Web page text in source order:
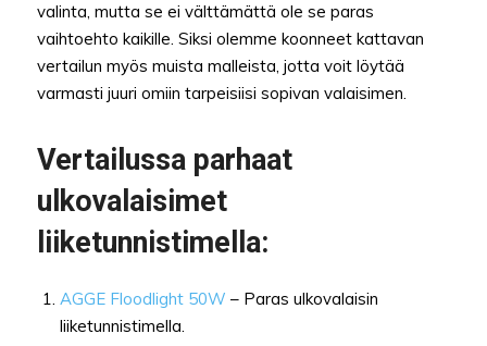
valinta, mutta se ei välttämättä ole se paras
vaihtoehto kaikille. Siksi olemme koonneet kattavan
vertailun myös muista malleista, jotta voit löytää
varmasti juuri omiin tarpeisiisi sopivan valaisimen.
Vertailussa parhaat
ulkovalaisimet
liiketunnistimella:
AGGE Floodlight 50W – Paras ulkovalaisin
liiketunnistimella.